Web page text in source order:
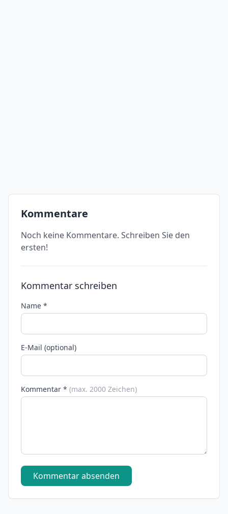
Kommentare
Noch keine Kommentare. Schreiben Sie den
ersten!
Kommentar schreiben
Name *
E-Mail (optional)
Kommentar * (max. 2000 Zeichen)
Kommentar absenden